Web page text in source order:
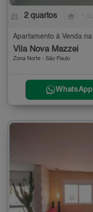
2 quartos
Vila Nova Mazzei
Zona Norte - São Paulo
WhatsApp